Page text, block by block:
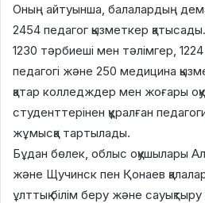
Оның айтуынша, балалардың
2454 педагог қызметкер
1230 тәрбиеші мен тәлімгер,
педагогі және 250 медицина
қатар колледждер мен жоғары
студенттерінен құралған
жұмысқа тартылады.
Бұдан бөлек, облыс оқушылары
және Щучинск пен Қонаев
ұлттық білім беру және